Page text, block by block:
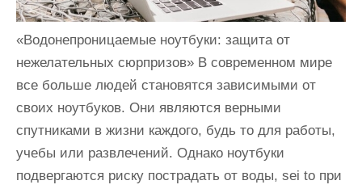
«Водонепроницаемые ноутбуки: защита от
нежелательных сюрпризов» В современном мире
все больше людей становятся зависимыми от
своих ноутбуков. Они являются верными
спутниками в жизни каждого, будь то для работы,
учебы или развлечений. Однако ноутбуки
подвергаются риску пострадать от воды, sei to при